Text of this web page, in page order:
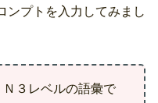
ンプトを入力してみまし
３レベルの語彙で